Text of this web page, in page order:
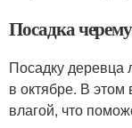
Посадка
Посадку деревца
в октябре. В
влагой, что